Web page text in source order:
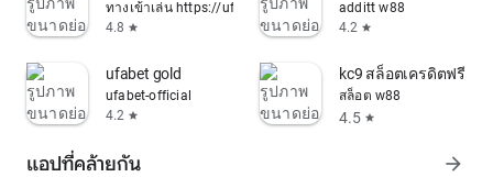
ทางเข้าเล่น https://ufa100.cyou/login-ufabet/
4.8 star
additt w88
4.2 star
ufabet gold
ufabet-official
4.2 star
kc9 สล็อตเครดิตฟรี
สล็อต w88
4.5 star
แอปที่คล้ายกัน arrow_forward